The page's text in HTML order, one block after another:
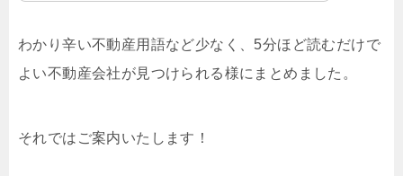
わかり辛い不動産用語など少なく、5分ほど読むだけで
よい不動産会社が見つけられる様にまとめました。
それではご案内いたします！